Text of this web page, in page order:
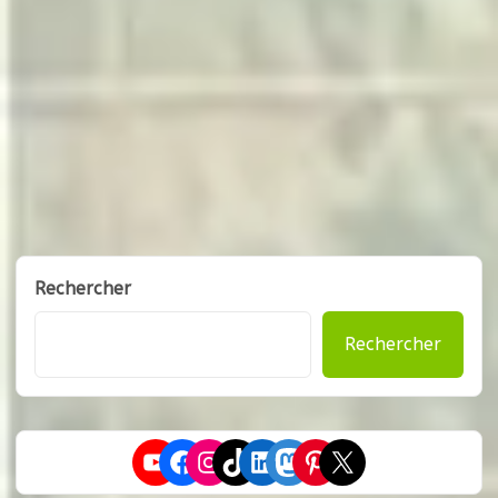
Rechercher
Rechercher
YouTube
Facebook
Instagram
TikTok
LinkedIn
Mastodon
Pinterest
X